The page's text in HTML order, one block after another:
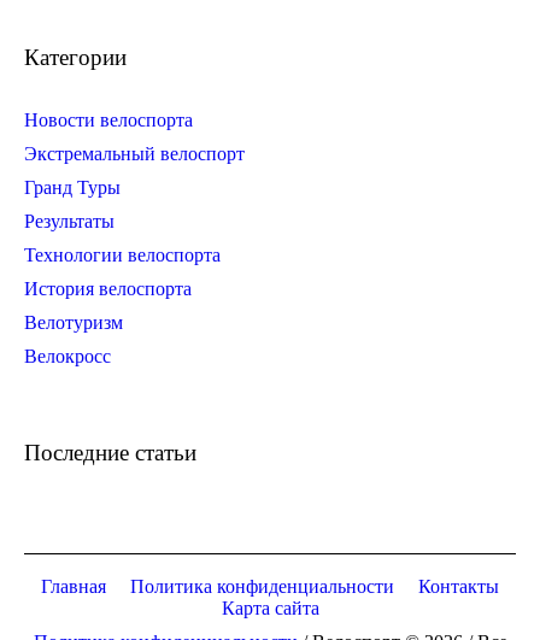
Категории
Новости велоспорта
Экстремальный велоспорт
Гранд Туры
Результаты
Технологии велоспорта
История велоспорта
Велотуризм
Велокросс
Последние статьи
Главная Политика конфиденциальности
Контакты
Карта сайта